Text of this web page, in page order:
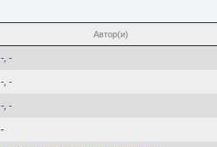
Автор(и)
-, -
-, -
-, -
-